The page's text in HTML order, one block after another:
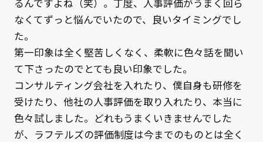
るんですよね（笑）。丁度、人事評価がうまく回ら
なくてずっと悩んでいたので、良いタイミングでし
た。
第一印象は全く堅苦しくなく、柔軟に色々話を聞い
て下さったのでとても良い印象でした。
コンサルティング会社を入れたり、僕自身も研修を
受けたり、他社の人事評価を取り入れたり、本当に
色々試しました。どれもうまくいきませんでした
が、ラフテルズの評価制度は今までのものとは全く